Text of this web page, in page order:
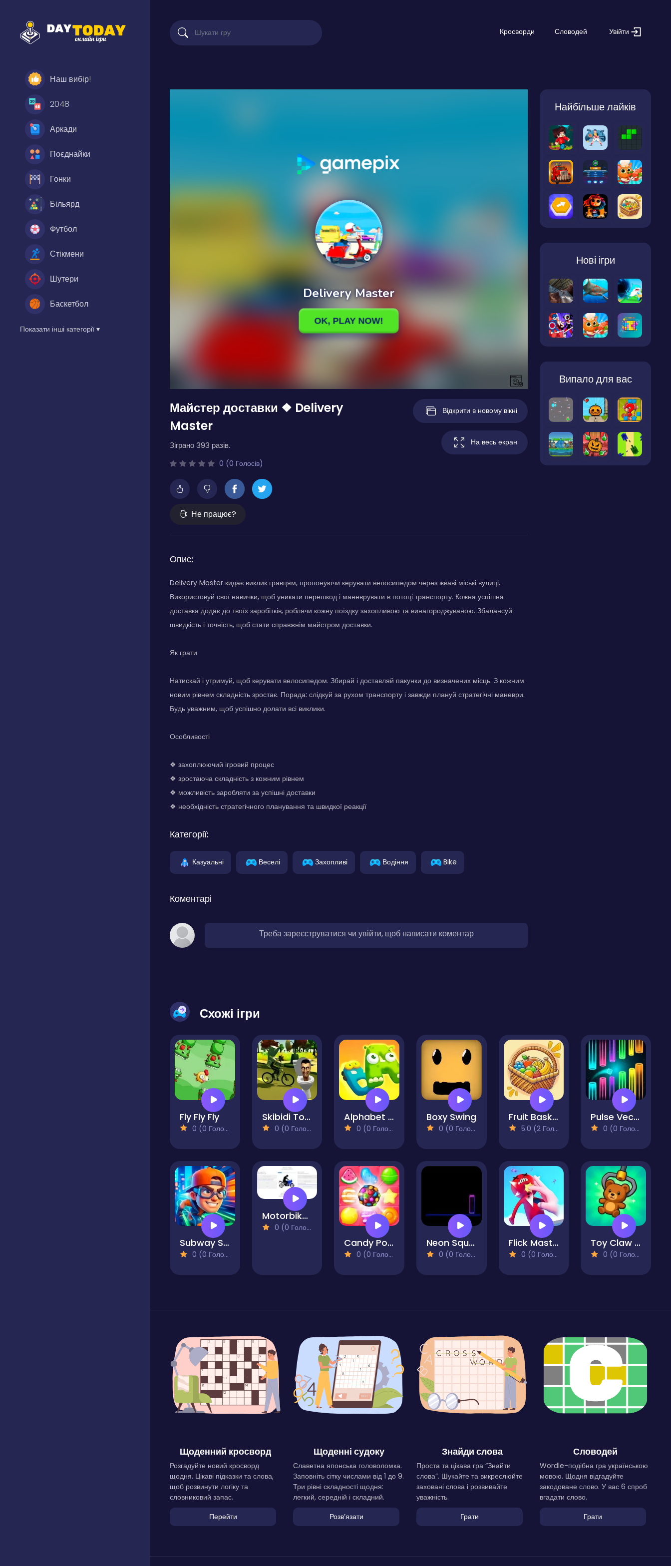
Наш вибір!
2048
Аркади
Поєднайки
Гонки
Більярд
Футбол
Стікмени
Шутери
Баскетбол
Показати інші категорії ▾
Кросворди Словодей Увійти
Майстер доставки ❖ Delivery
Master
Зіграно 393 разів.
0 (0 Голосів)
Не працює?
Відкрити в новому вікні
На весь екран
Опис:
Delivery Master кидає виклик гравцям, пропонуючи керувати велосипедом через жваві міські вулиці.
Використовуй свої навички, щоб уникати перешкод і маневрувати в потоці транспорту. Кожна успішна
доставка додає до твоїх заробітків, роблячи кожну поїздку захопливою та винагороджуваною. Збалансуй
швидкість і точність, щоб стати справжнім майстром доставки.
Як грати
Натискай і утримуй, щоб керувати велосипедом. Збирай і доставляй пакунки до визначених місць. З кожним
новим рівнем складність зростає. Порада: слідкуй за рухом транспорту і завжди плануй стратегічні маневри.
Будь уважним, щоб успішно долати всі виклики.
Особливості
❖ захоплюючий ігровий процес
❖ зростаюча складність з кожним рівнем
❖ можливість заробляти за успішні доставки
❖ необхідність стратегічного планування та швидкої реакції
Категорії:
Казуальні Веселі Захопливі Водіння Bike
Коментарі
Треба зареєструватися чи увійти, щоб написати коментар
Найбільше лайків
Нові ігри
Випало для вас
Схожі ігри
Fly Fly Fly
0 (0 Голосів)
Skibidi Toilet Bike Riding
0 (0 Голосів)
Alphabet War
0 (0 Голосів)
Boxy Swing
0 (0 Голосів)
Fruit Basket Brain Puzzle
5.0 (2 Голосів)
Pulse Vector
0 (0 Голосів)
Subway Sprint 3D
0 (0 Голосів)
Motorbike Clicker
0 (0 Голосів)
Candy Pop Mania
0 (0 Голосів)
Neon Square Rush
0 (0 Голосів)
Flick Master 3D
0 (0 Голосів)
Toy Claw Simulator
0 (0 Голосів)
Щоденний кросворд
Розгадуйте новий кросворд
щодня. Цікаві підказки та слова,
щоб розвинути логіку та
словниковий запас.
Перейти
Щоденні судоку
Славетна японська головоломка.
Заповніть сітку числами від 1 до 9.
Три рівні складності щодня:
легкий, середній і складний.
Розвʼязати
Знайди слова
Проста та цікава гра “Знайти
слова”. Шукайте та викреслюйте
заховані слова і розвивайте
уважність.
Грати
Словодей
Wordle-подібна гра українською
мовою. Щодня відгадуйте
закодоване слово. У вас 6 спроб
вгадати слово.
Грати